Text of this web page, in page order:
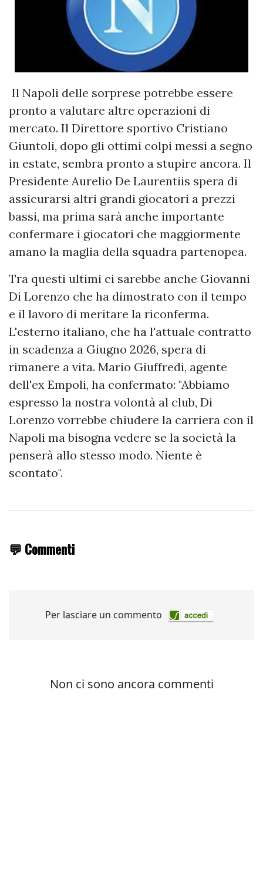
Il Napoli delle sorprese potrebbe essere
pronto a valutare altre operazioni di
mercato. Il Direttore sportivo Cristiano
Giuntoli, dopo gli ottimi colpi messi a segno
in estate, sembra pronto a stupire ancora. Il
Presidente Aurelio De Laurentiis spera di
assicurarsi altri grandi giocatori a prezzi
bassi, ma prima sarà anche importante
confermare i giocatori che maggiormente
amano la maglia della squadra partenopea.
Tra questi ultimi ci sarebbe anche Giovanni
Di Lorenzo che ha dimostrato con il tempo
e il lavoro di meritare la riconferma.
L'esterno italiano, che ha l'attuale contratto
in scadenza a Giugno 2026, spera di
rimanere a vita. Mario Giuffredi, agente
dell'ex Empoli, ha confermato: "Abbiamo
espresso la nostra volontà al club, Di
Lorenzo vorrebbe chiudere la carriera con il
Napoli ma bisogna vedere se la società la
penserà allo stesso modo. Niente è
scontato".
💬 Commenti